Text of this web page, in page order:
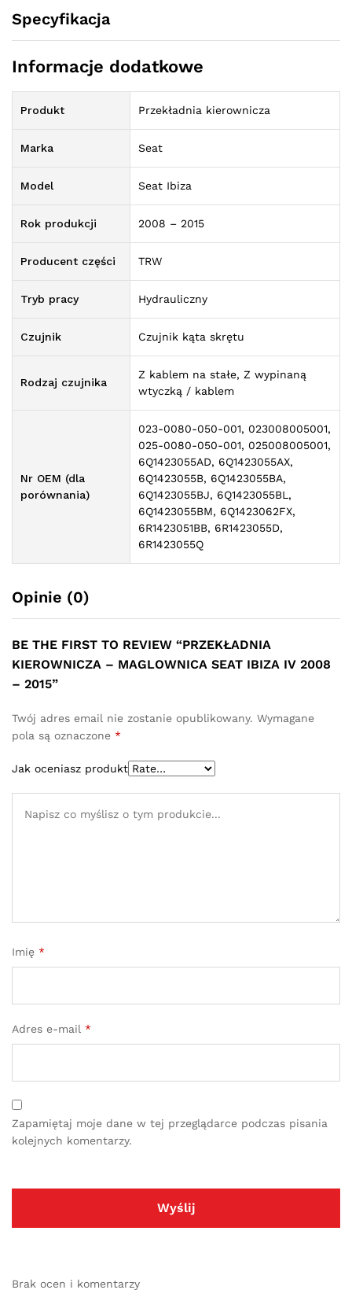
Specyfikacja
Informacje dodatkowe
Produkt Przekładnia kierownicza
Marka Seat
Model Seat Ibiza
Rok produkcji 2008 – 2015
Producent części TRW
Tryb pracy Hydrauliczny
Czujnik Czujnik kąta skrętu
Rodzaj czujnika
Z kablem na stałe, Z wypinaną
wtyczką / kablem
Nr OEM (dla
porównania)
023-0080-050-001, 023008005001,
025-0080-050-001, 025008005001,
6Q1423055AD, 6Q1423055AX,
6Q1423055B, 6Q1423055BA,
6Q1423055BJ, 6Q1423055BL,
6Q1423055BM, 6Q1423062FX,
6R1423051BB, 6R1423055D,
6R1423055Q
Opinie (0)
BE THE FIRST TO REVIEW “PRZEKŁADNIA
KIEROWNICZA – MAGLOWNICA SEAT IBIZA IV 2008
– 2015”
Twój adres email nie zostanie opublikowany. Wymagane
pola są oznaczone *
Jak oceniasz produkt
Imię *
Adres e-mail *
Zapamiętaj moje dane w tej przeglądarce podczas pisania
kolejnych komentarzy.
Brak ocen i komentarzy